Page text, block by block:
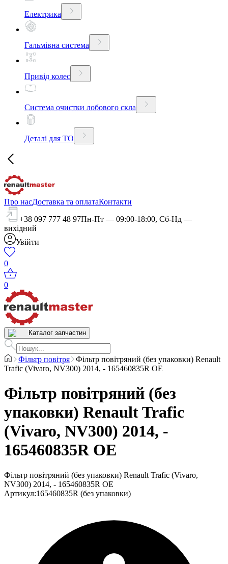
Електрика
Гальмівна система
Привід колес
Система очистки лобового скла
Деталі для ТО
Про насДоставка та оплатаКонтакти
+38 097 777 48 97Пн-Пт — 09:00-18:00, Сб-Нд —
вихідний
Увійти
0
0
Каталог запчастин
Фільтр повітря
Фільтр повітряний (без упаковки) Renault
Trafic (Vivaro, NV300) 2014, - 165460835R OE
Фільтр повітряний (без
упаковки) Renault Trafic
(Vivaro, NV300) 2014, -
165460835R OE
Фільтр повітряний (без упаковки) Renault Trafic (Vivaro,
NV300) 2014, - 165460835R OE
Артикул:165460835R (без упаковки)